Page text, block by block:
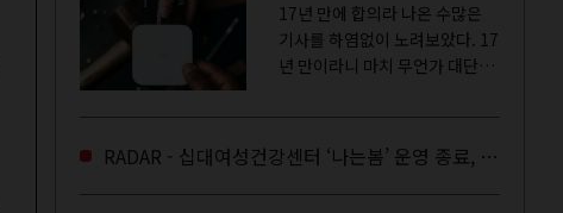
17년 만에 합의라 나온 수많은
기사를 하염없이 노려보았다. 17
년 만이라니 마치 무언가 대단한
결정하는 심의기구인 최저임금
위원회에 대한 소식을 전하는 기
RADAR - 십대여성건강센터 ‘나는봄’ 운영 종료, 약자로부터 멀어지는 도시